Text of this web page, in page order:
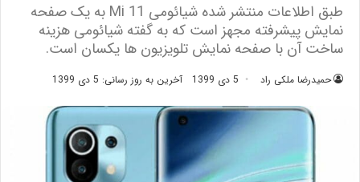
طبق اطلاعات منتشر شده شیائومی Mi 11 به یک صفحه
نمایش پیشرفته مجهز است که به گفته شیائومی هزینه
ساخت آن با صفحه نمایش تلویزیون ها یکسان است.
حمیدرضا ملکی راد 5 دی 1399 آخرین به روز رسانی: 5 دی 1399